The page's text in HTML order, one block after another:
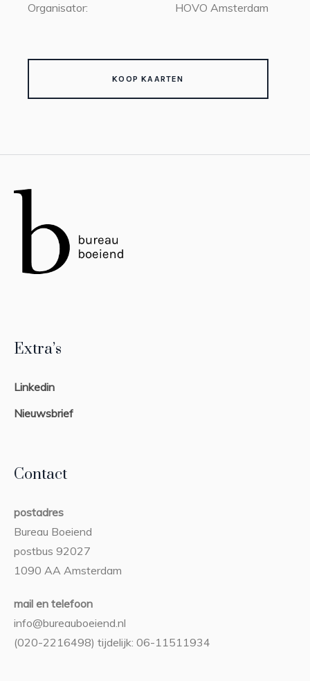
Organisator:
HOVO Amsterdam
KOOP KAARTEN
Extra’s
Linkedin
Nieuwsbrief
Contact
postadres
Bureau Boeiend
postbus 92027
1090 AA Amsterdam
mail en telefoon
info@bureauboeiend.nl
(020-2216498) tijdelijk: 06-11511934